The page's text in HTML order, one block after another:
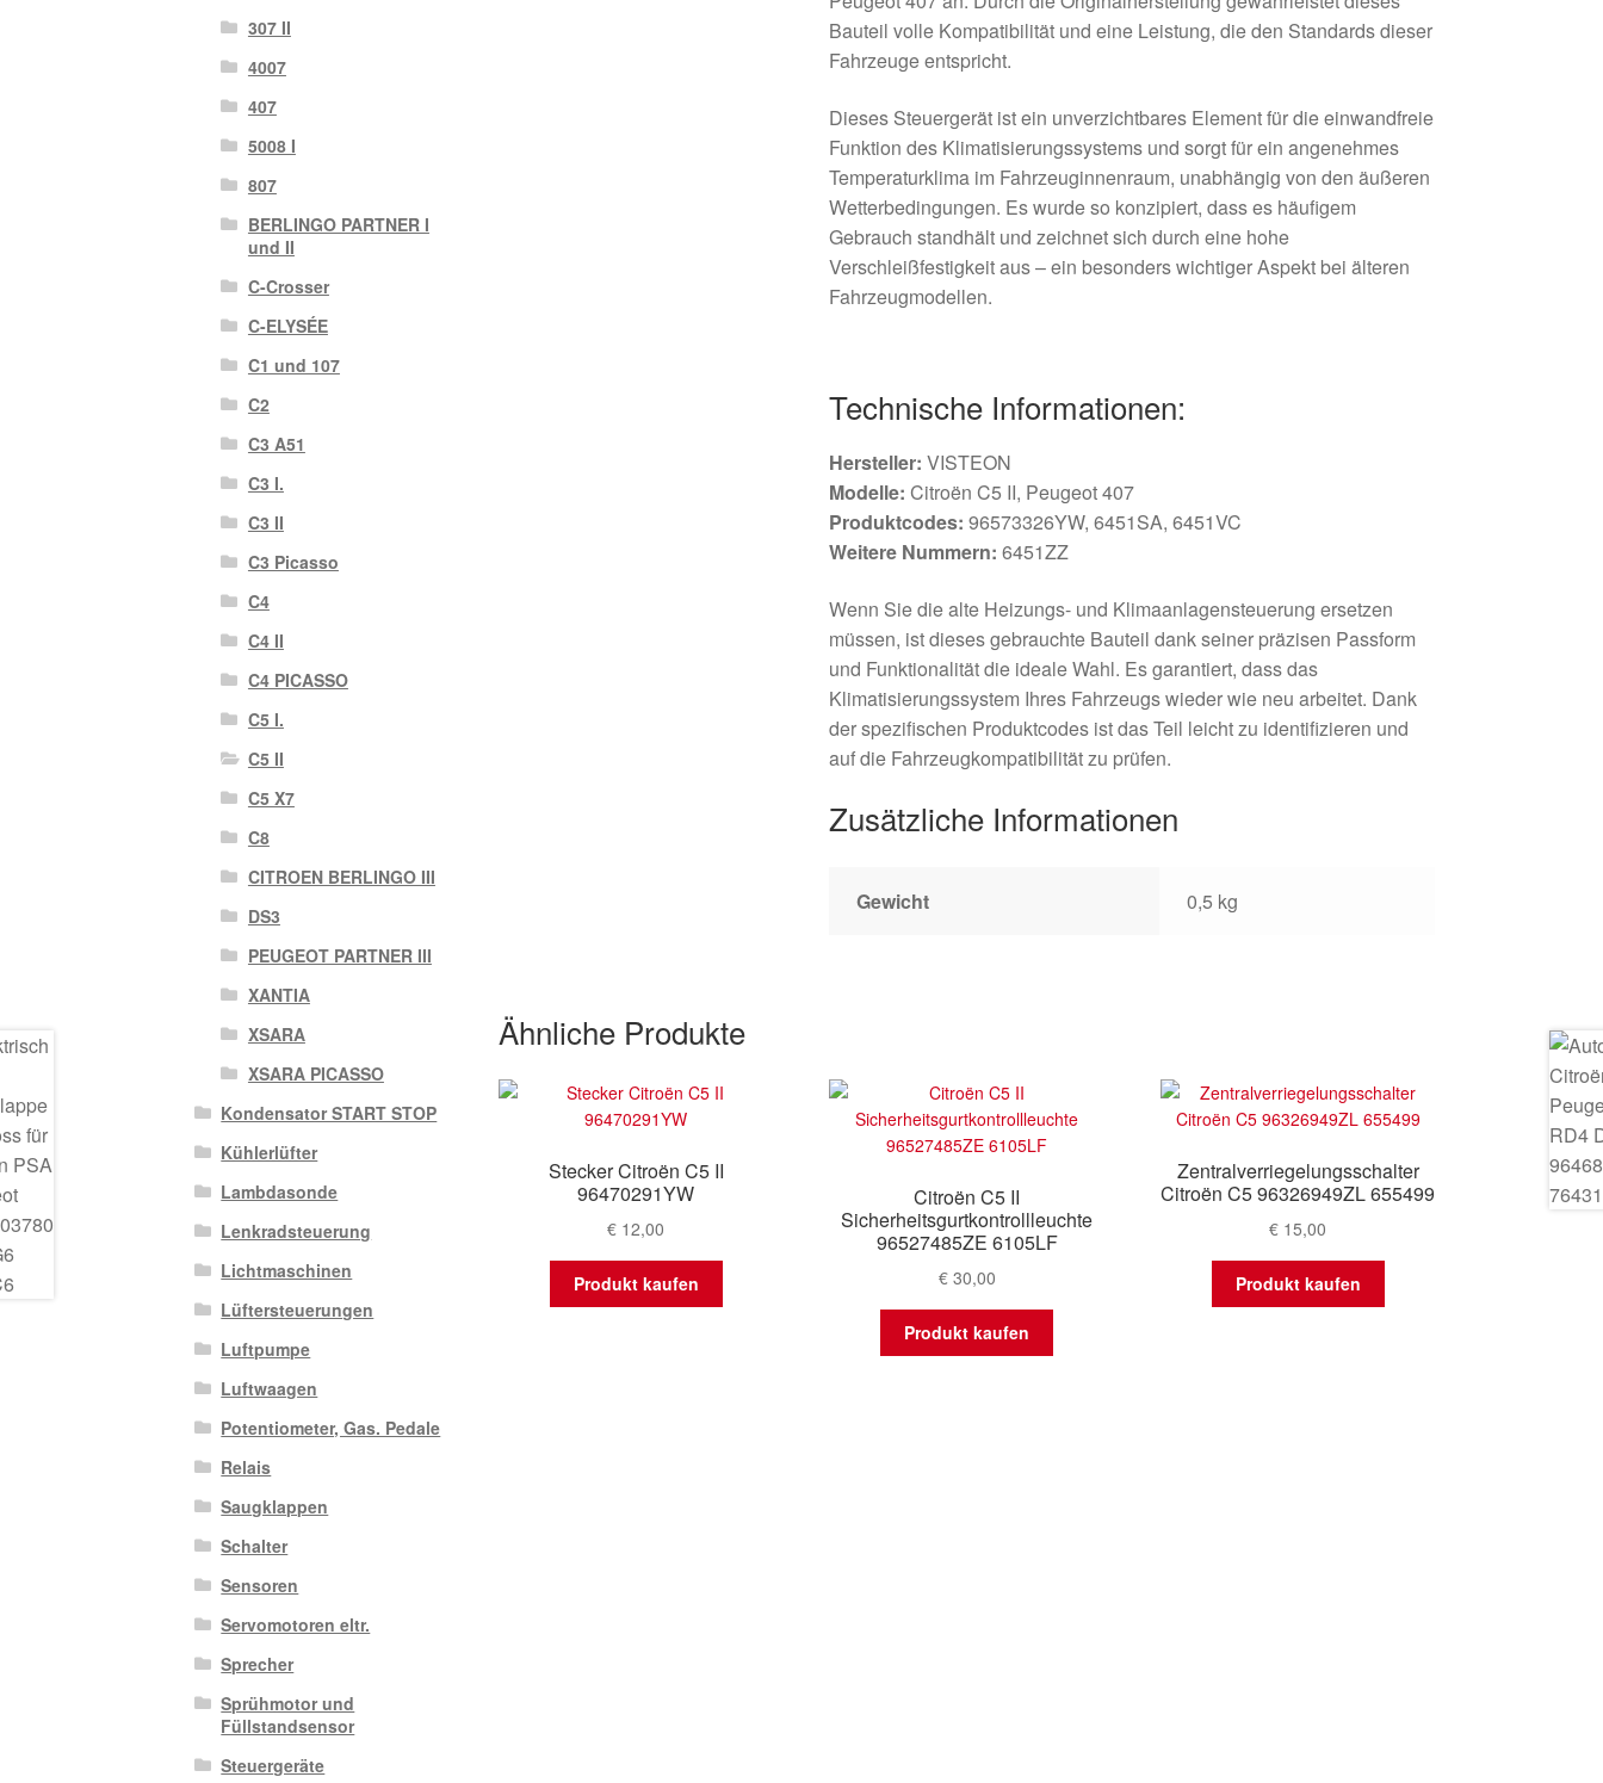
Bauteil volle Kompatibilität und eine Leistung, die den Standards dieser
Fahrzeuge entspricht.
Dieses Steuergerät ist ein unverzichtbares Element für die einwandfreie
Funktion des Klimatisierungssystems und sorgt für ein angenehmes
Temperaturklima im Fahrzeuginnenraum, unabhängig von den äußeren
Wetterbedingungen. Es wurde so konzipiert, dass es häufigem
Gebrauch standhält und zeichnet sich durch eine hohe
Verschleißfestigkeit aus – ein besonders wichtiger Aspekt bei älteren
Fahrzeugmodellen.
Technische Informationen:
Hersteller: VISTEON
Modelle: Citroën C5 II, Peugeot 407
Produktcodes: 96573326YW, 6451SA, 6451VC
Weitere Nummern: 6451ZZ
Wenn Sie die alte Heizungs- und Klimaanlagensteuerung ersetzen
müssen, ist dieses gebrauchte Bauteil dank seiner präzisen Passform
und Funktionalität die ideale Wahl. Es garantiert, dass das
Klimatisierungssystem Ihres Fahrzeugs wieder wie neu arbeitet. Dank
der spezifischen Produktcodes ist das Teil leicht zu identifizieren und
auf die Fahrzeugkompatibilität zu prüfen.
Zusätzliche Informationen
Gewicht 0,5 kg
Ähnliche Produkte
Stecker Citroën C5 II
96470291YW
€ 12,00
Produkt kaufen
Citroën C5 II
Sicherheitsgurtkontrollleuchte
96527485ZE 6105LF
€30,00
Produkt kaufen
Zentralverriegelungsschalter
Citroën C5 96326949ZL 655499
€ 15,00
Produkt kaufen
307 II
4007
407
5008 I
807
BERLINGO PARTNER I
und II
C-Crosser
C-ELYSÉE
C1 und 107
C2
C3 A51
C3 I.
C3 II
C3 Picasso
C4
C4 II
C4 PICASSO
C5 I.
C5 II
C5 X7
C8
CITROEN BERLINGO III
DS3
PEUGEOT PARTNER III
XANTIA
XSARA
XSARA PICASSO
Kondensator START STOP
Kühlerlüfter
Lambdasonde
Lenkradsteuerung
Lichtmaschinen
Lüftersteuerungen
Luftpumpe
Luftwaagen
Potentiometer, Gas. Pedale
Relais
Saugklappen
Schalter
Sensoren
Servomotoren eltr.
Sprecher
Sprühmotor und
Füllstandsensor
Steuergeräte